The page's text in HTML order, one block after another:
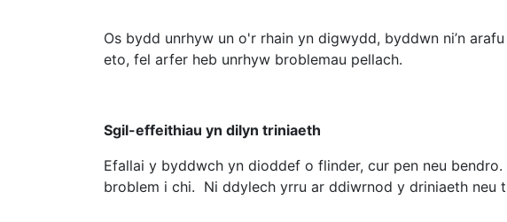
Os bydd unrhyw un o'r rhain yn digwydd, byddwn ni’n
eto, fel arfer heb unrhyw broblemau pellach.
Sgil-effeithiau yn dilyn triniaeth
Efallai y byddwch yn dioddef o flinder, cur pen neu
broblem i chi. Ni ddylech yrru ar ddiwrnod y driniaeth neu